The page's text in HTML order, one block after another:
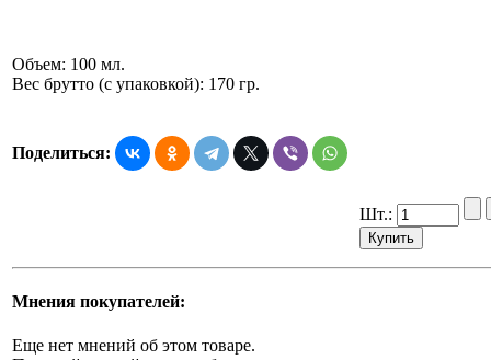
Объем: 100 мл.
Вес брутто (с упаковкой): 170 гр.
Поделиться:
Шт.:
Мнения покупателей:
Еще нет мнений об этом товаре.